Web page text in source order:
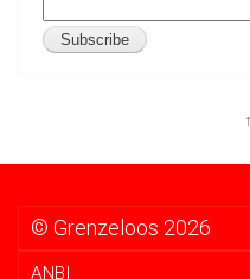
© Grenzeloos 2026
ANBI